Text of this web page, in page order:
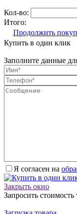
Кол-во:
Итого:
Продолжить
Купить в один клик
Заполните данные
Я согласен на
Закрыть окно
Запросить стоимость